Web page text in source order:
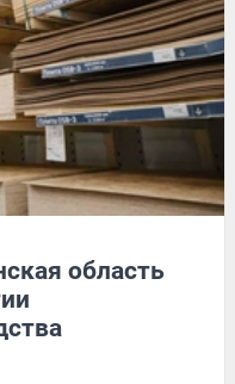
область